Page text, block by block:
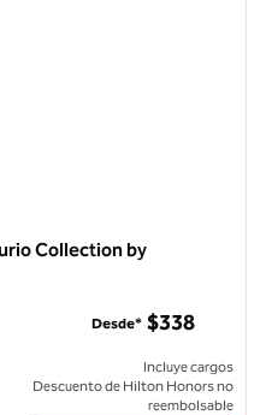
Collection by
Desde* $338
Incluye cargos
Descuento de Hilton Honors no
reembolsable